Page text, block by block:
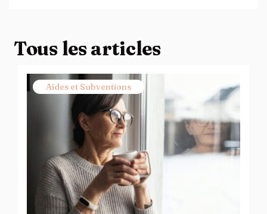
Tous les articles
Aides et Subventions